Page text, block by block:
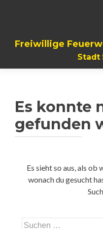
Freiwillige
Stadt
Es konnte
gefunden
Es sieht so aus, als
wonach du gesucht
Suchen